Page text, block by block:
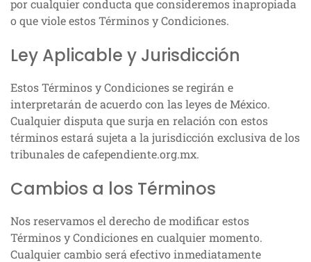
por cualquier conducta que consideremos inapropiada
o que viole estos Términos y Condiciones.
Ley Aplicable y Jurisdicción
Estos Términos y Condiciones se regirán e
interpretarán de acuerdo con las leyes de México.
Cualquier disputa que surja en relación con estos
términos estará sujeta a la jurisdicción exclusiva de los
tribunales de cafependiente.org.mx.
Cambios a los Términos
Nos reservamos el derecho de modificar estos
Términos y Condiciones en cualquier momento.
Cualquier cambio será efectivo inmediatamente